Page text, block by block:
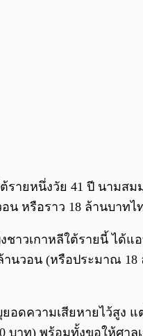
ายหนึ่งวัย 41 ปี นามส
รือราว 18 ล้านบาทไท
าวเกาหลีใต้รายนี้ ได้
วอน (หรือประมาณ 18
อดความเสียหายไว้สูง
าท) พร้อมทั้งขอให้ศา